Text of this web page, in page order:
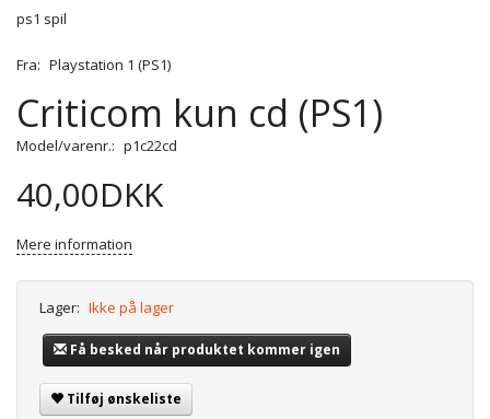
ps1 spil
Fra: Playstation 1 (PS1)
Criticom kun cd (PS1)
Model/varenr.: p1c22cd
40,00DKK
Mere information
Lager: Ikke på lager
Få besked når produktet kommer igen
Tilføj ønskeliste